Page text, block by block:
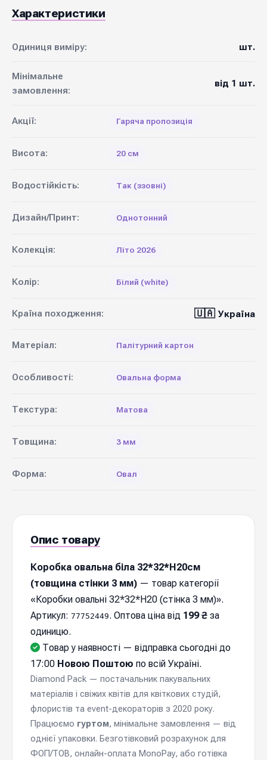
Характеристики
Одиниця виміру: шт.
Мінімальне
замовлення:
від 1 шт.
Акції: Гаряча пропозиція
Висота: 20 см
Водостійкість: Так (ззовні)
Дизайн/Принт: Однотонний
Колекція: Літо 2026
Колір: Білий (white)
Країна походження: 🇺🇦 Україна
Матеріал: Палітурний картон
Особливості: Овальна форма
Текстура: Матова
Товщина: 3 мм
Форма: Овал
Опис товару
Коробка овальна біла 32*32*Н20см
(товщина стінки 3 мм) — товар категорії
«Коробки овальні 32*32*Н20 (стінка 3 мм)».
Артикул: 77752449. Оптова ціна від 199 ₴ за
одиницю.
Товар у наявності — відправка cьогодні до
17:00 Новою Поштою по всій Україні.
Diamond Pack — постачальник пакувальних
матеріалів і свіжих квітів для квіткових студій,
флористів та event-декораторів з 2020 року.
Працюємо гуртом, мінімальне замовлення — від
однієї упаковки. Безготівковий розрахунок для
ФОП/ТОВ, онлайн-оплата MonoPay, або готівка